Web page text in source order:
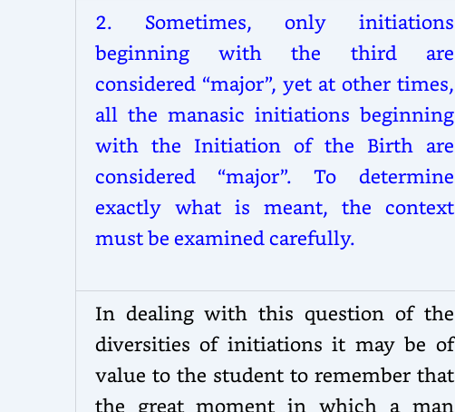
2. Sometimes, only initiations
beginning with the third are
considered “major”, yet at other times,
all the manasic initiations beginning
with the Initiation of the Birth are
considered “major”. To determine
exactly what is meant, the context
must be examined carefully.
In dealing with this question of the
diversities of initiations it may be of
value to the student to remember that
the great moment in which a man